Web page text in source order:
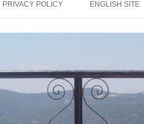
ENGLISH SITE
PRIVACY POLICY